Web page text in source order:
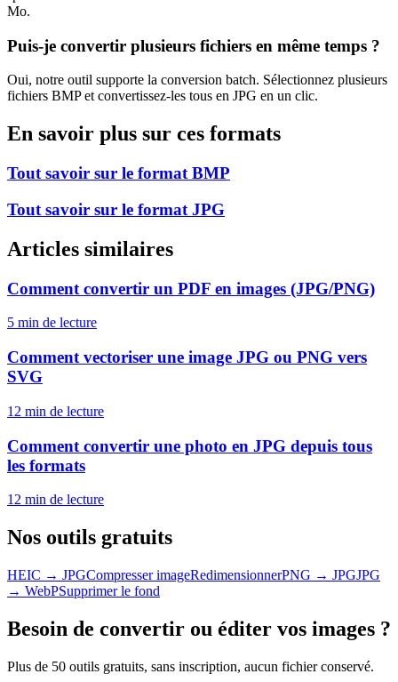
Mo.
Puis-je convertir plusieurs fichiers en même temps ?
Oui, notre outil supporte la conversion batch. Sélectionnez plusieurs
fichiers BMPet convertissez-les tous en JPG en un clic.
En savoir plus sur ces formats
Tout savoir sur le format BMP
Tout savoir sur le format JPG
Articles similaires
Comment convertir un PDF en images (JPG/PNG)
5 min de lecture
Comment vectoriser une image JPG ou PNG vers
SVG
12 min de lecture
Comment convertir une photo en JPG depuis tous
les formats
12 min de lecture
Nos outils gratuits
HEIC → JPGCompresser imageRedimensionnerPNG → JPGJPG
→ WebPSupprimer le fond
Besoin de convertir ou éditer vos images ?
Plus de 50 outils gratuits, sans inscription, aucun fichier conservé.